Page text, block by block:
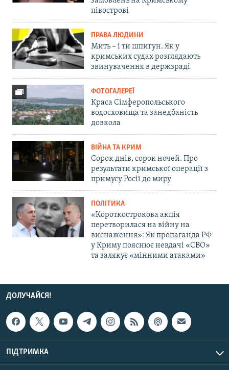
півострові
ПРАВА ЛЮДИНИ
Мить – і ти шпигун. Як у
кримських судах розглядають
звинувачення в держзраді
ФОТОГАЛЕРЕЇ
Краса Сімферопольського
водосховища та занедбаність
довкола
ВІЙНА ТА КРИМ
Сорок днів, сорок ночей. Про
результати кримської операції з
примусу Росії до миру
ПОЛІТИКА
«Короткострокова акція
перетворилася на війну на
виснаження»: Як пропаганда РФ
у Криму пояснює невдачі «СВО»
та залякує «мінними атаками»
ДОЛУЧАЙСЯ!
ПІДТРИМКА